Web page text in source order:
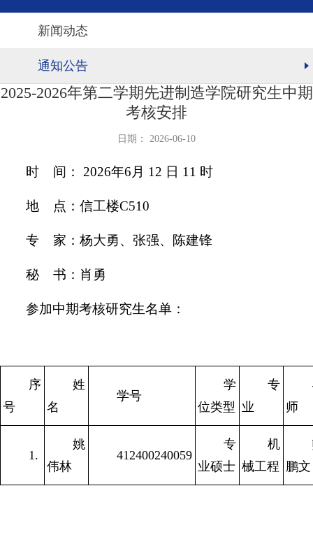
新闻动态
通知公告
2025-2026年第二学期先进制造学院研究生中期
考核安排
日期： 2026-06-10
时 间： 2026年6月 12 日 11 时
地 点：信工楼C510
专 家：杨大勇、张强、陈建锋
秘 书：肖勇
参加中期考核研究生名单：
序
号
姓
名
学号
学
位类型
专
业
师
1.
姚
伟林
412400240059
专
业硕士
机
械工程 鹏文